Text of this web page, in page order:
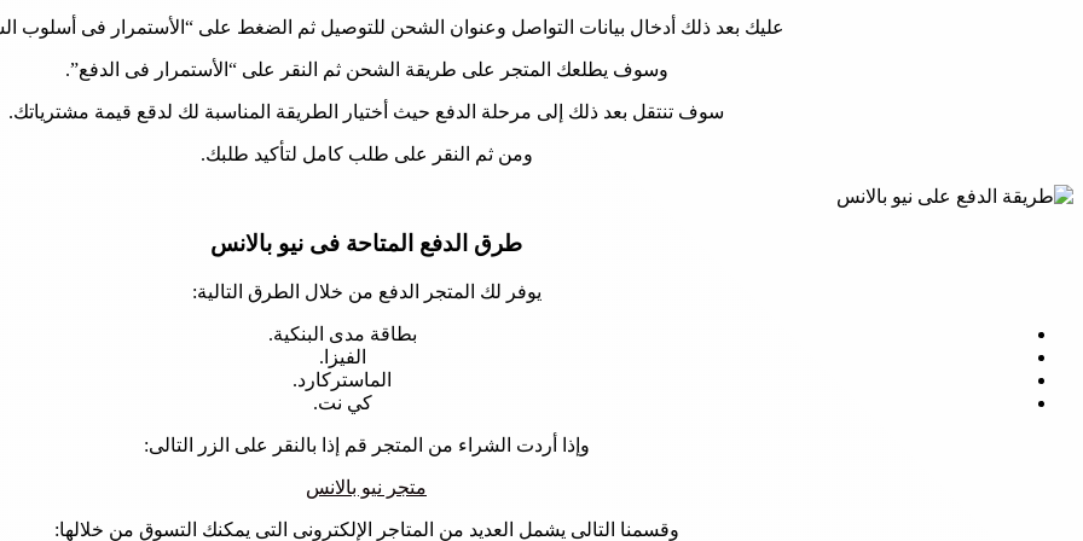
عليك بعد ذلك أدخال بيانات التواصل وعنوان الشحن للتوصيل ثم الضغط على “الأستمرار فى أسلوب
وسوف يطلعك المتجر على طريقة الشحن ثم النقر على “الأستمرار فى الدفع”.
سوف تنتقل بعد ذلك إلى مرحلة الدفع حيث أختيار الطريقة المناسبة لك لدقع قيمة مشترياتك.
ومن ثم النقر على طلب كامل لتأكيد طلبك.
طرق الدفع المتاحة فى نيو بالانس
يوفر لك المتجر الدفع من خلال الطرق التالية:
بطاقة مدى البنكية.
الفيزا.
الماستركارد.
كي نت.
وإذا أردت الشراء من المتجر قم إذا بالنقر على الزر التالى:
متجر نيو بالانس
وقسمنا التالى يشمل العديد من المتاجر الإلكترونى التى يمكنك التسوق من خلالها: